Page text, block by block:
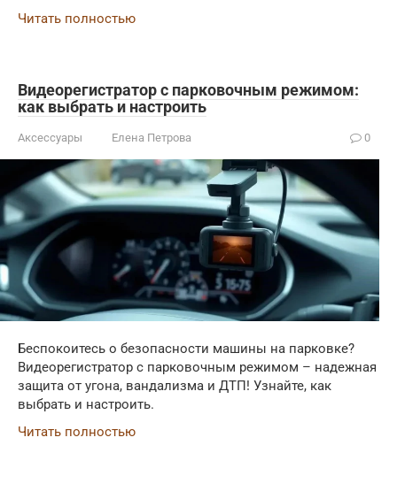
Читать полностью
Видеорегистратор с парковочным режимом:
как выбрать и настроить
Аксессуары Елена Петрова 0
Беспокоитесь о безопасности машины на парковке?
Видеорегистратор с парковочным режимом – надежная
защита от угона, вандализма и ДТП! Узнайте, как
выбрать и настроить.
Читать полностью